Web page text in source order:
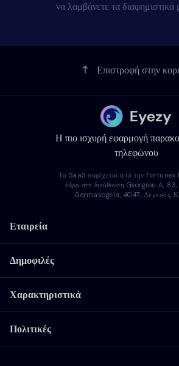
να λαμβάνετε τα
Επιστροφή στην
Η πιο ισχυρή εφαρμογή
τηλεφώνου
Το SaaS παρέχεται από την
έδρα στη διεύθυνση Georgiou A, 83,
Germasogeia, 4047, Λεμεσός,
Εταιρεία
Δημοφιλές
Χαρακτηριστικά
Πολιτικές